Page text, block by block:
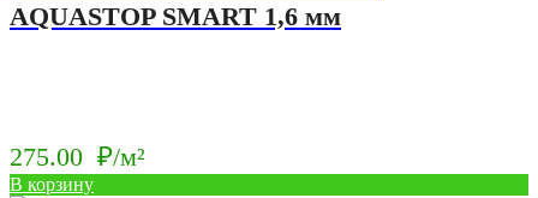
AQUASTOP SMART 1,6 мм
275.00 ₽/м²
В корзину